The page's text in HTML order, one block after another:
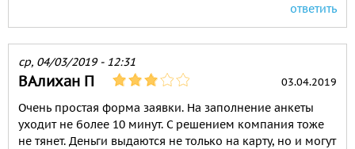
ответить
ср, 04/03/2019 - 12:31
ВАлихан П 03.04.2019
Очень простая форма заявки. На заполнение анкеты
уходит не более 10 минут. С решением компания тоже
не тянет. Деньги выдаются не только на карту, но и могут